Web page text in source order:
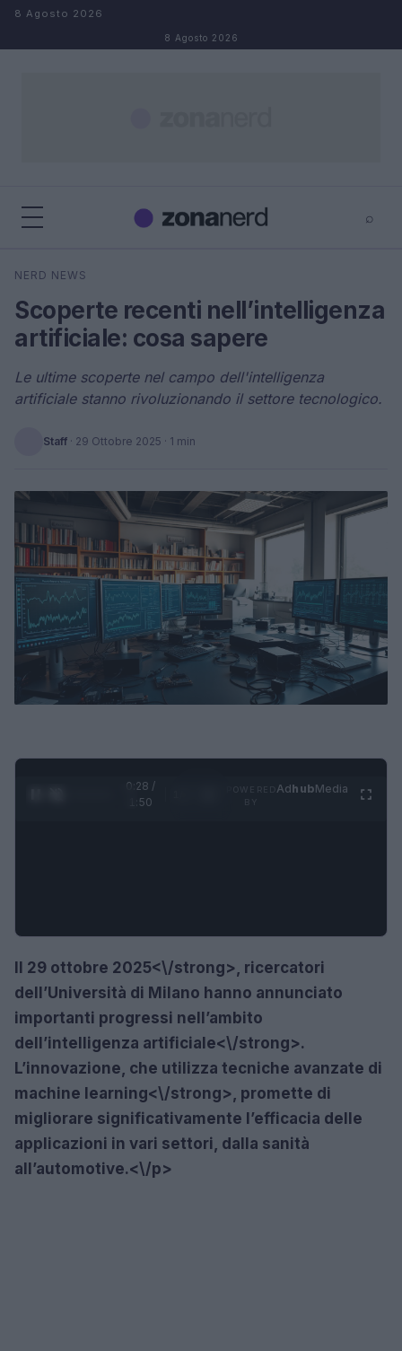
Salta al contenuto
8 Agosto 2026
8 Agosto 2026
⌕
Cerca
NERD NEWS
Scoperte recenti nell’intelligenza
artificiale: cosa sapere
Le ultime scoperte nel campo dell'intelligenza
artificiale stanno rivoluzionando il settore tecnologico.
Staff · 29 Ottobre 2025 · 1 min
0:28 /
1:50
AdhubMedia
Il 29 ottobre 2025<\/strong>, ricercatori
dell’Università di Milano hanno annunciato
importanti progressi nell’ambito
dell’intelligenza artificiale<\/strong>.
L’innovazione, che utilizza tecniche avanzate di
machine learning<\/strong>, promette di
migliorare significativamente l’efficacia delle
applicazioni in vari settori, dalla sanità
all’automotive.<\/p>